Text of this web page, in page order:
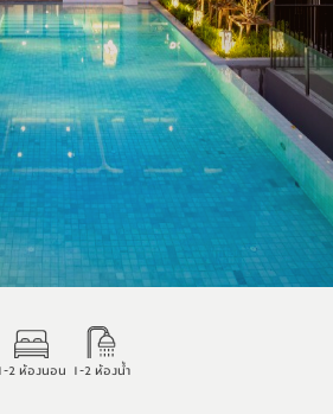
1-2 ห้องนอน 1-2 ห้องน้ำ